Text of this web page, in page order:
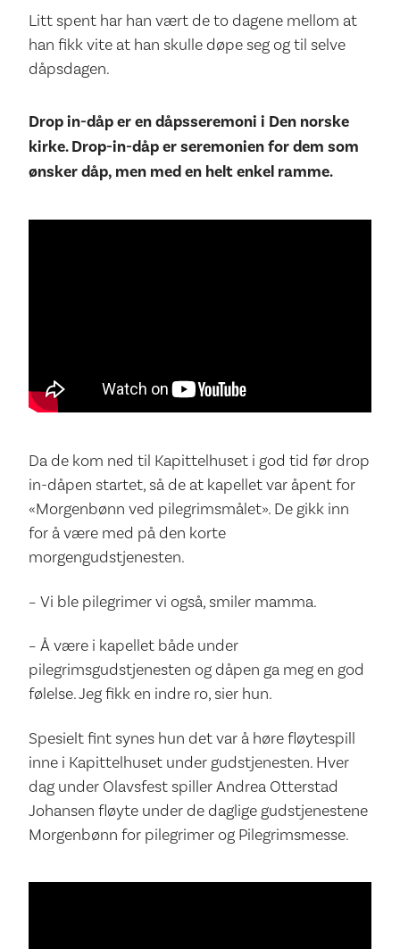
Litt spent har han vært de to dagene mellom at
han fikk vite at han skulle døpe seg og til selve
dåpsdagen.
Drop in-dåp er en dåpsseremoni i Den norske
kirke. Drop-in-dåp er seremonien for dem som
ønsker dåp, men med en helt enkel ramme.
Da de kom ned til Kapittelhuset i god tid før drop
in-dåpen startet, så de at kapellet var åpent for
«Morgenbønn ved pilegrimsmålet». De gikk inn
for å være med på den korte
morgengudstjenesten.
– Vi ble pilegrimer vi også, smiler mamma.
– Å være i kapellet både under
pilegrimsgudstjenesten og dåpen ga meg en god
følelse. Jeg fikk en indre ro, sier hun.
Spesielt fint synes hun det var å høre fløytespill
inne i Kapittelhuset under gudstjenesten. Hver
dag under Olavsfest spiller Andrea Otterstad
Johansen fløyte under de daglige gudstjenestene
Morgenbønn for pilegrimer og Pilegrimsmesse.